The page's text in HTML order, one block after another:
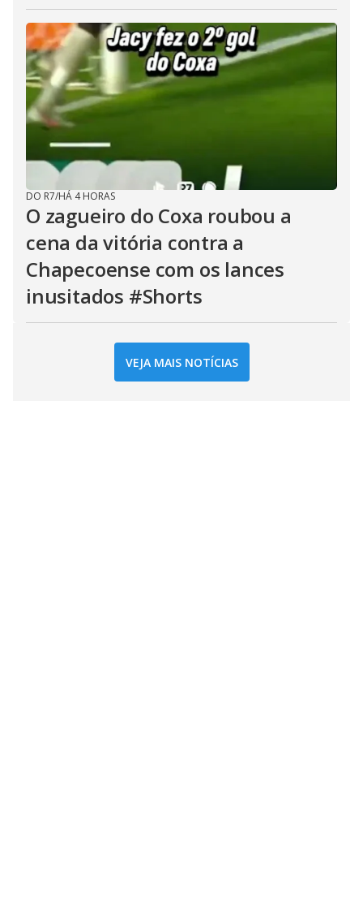
DO R7/HÁ 4 HORAS
O zagueiro do Coxa roubou a
cena da vitória contra a
Chapecoense com os lances
inusitados #Shorts
VEJA MAIS NOTÍCIAS